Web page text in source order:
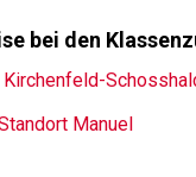
bei den
Manuel